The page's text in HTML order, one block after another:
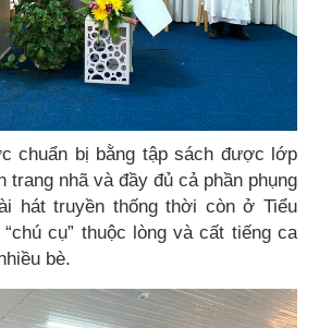
chuẩn bị bằng tập sách được lớp
trang nhã và đầy đủ cả phần phụng
hát truyền thống thời còn ở Tiểu
cụ” thuộc lòng và cất tiếng ca
bè.